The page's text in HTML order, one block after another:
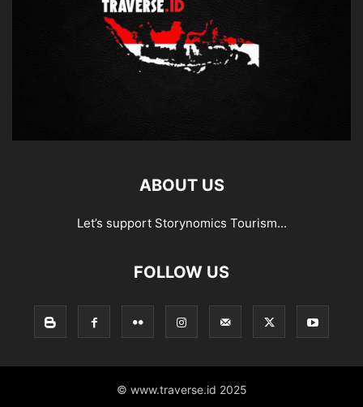
ABOUT US
Let’s support Storynomics Tourism...
FOLLOW US
© www.traverse.id 2025